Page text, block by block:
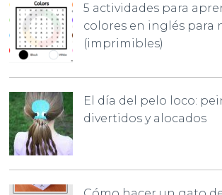
5 actividades para
colores en inglés para
(imprimibles)
El día del pelo loco:
divertidos y alocados